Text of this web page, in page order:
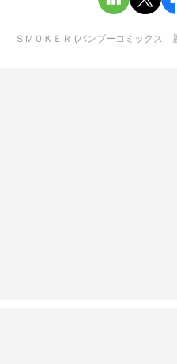
ＳＭＯＫＥＲ (バンブーコミックス